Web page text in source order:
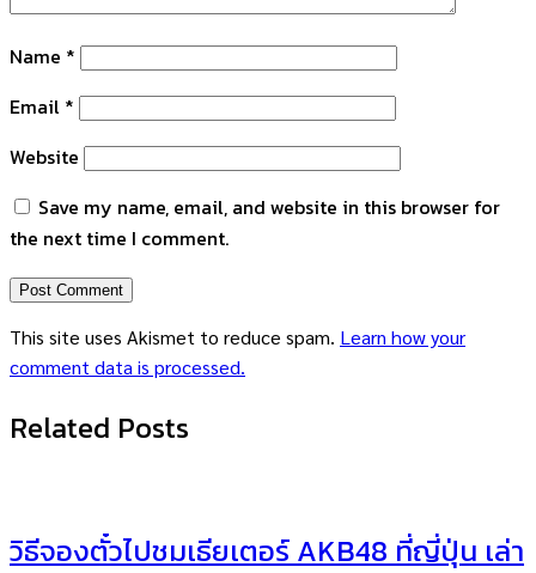
Name *
Email *
Website
Save my name, email, and website in this browser for
the next time I comment.
This site uses Akismet to reduce spam. Learn how your
comment data is processed.
Related Posts
วิธีจองตั๋วไปชมเธียเตอร์ AKB48 ที่ญี่ปุ่น เล่า